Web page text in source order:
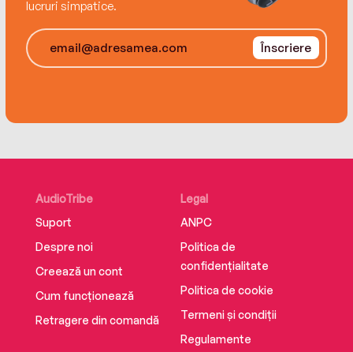
lucruri simpatice.
Înscriere
AudioTribe
Suport
Despre noi
Creează un cont
Cum funcționează
Retragere din comandă
Legal
ANPC
Politica de
confidențialitate
Politica de cookie
Termeni și condiții
Regulamente